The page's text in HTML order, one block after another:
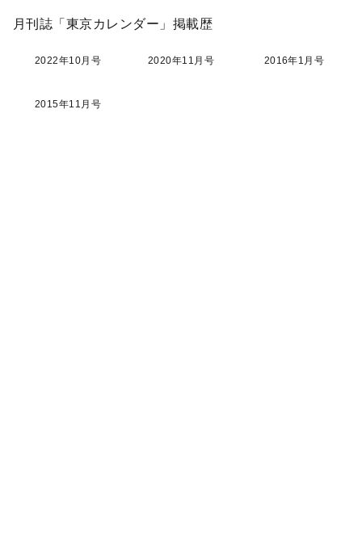
月刊誌「東京カレンダー」掲載歴
2022年10月号 2020年11月号 2016年1月号
2015年11月号